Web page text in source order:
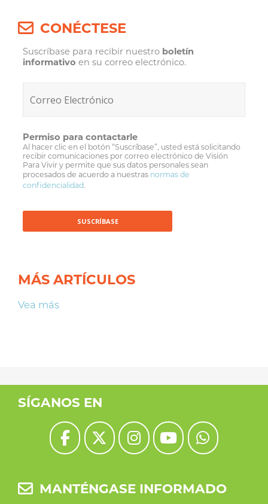
CONÉCTESE
Suscríbase para recibir nuestro boletín
informativo en su correo electrónico.
Permiso para contactarle
Al hacer clic en el botón “Suscríbase”, usted está solicitando
recibir comunicaciones por correo electrónico de Visión
Para Vivir y permite que sus datos personales sean
procesados de acuerdo a nuestras normas de
confidencialidad.
MÁS ARTÍCULOS
Vea más
SÍGANOS EN
MANTÉNGASE INFORMADO